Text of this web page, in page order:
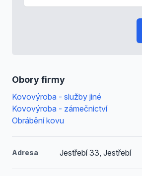
Obory firmy
Kovovýroba - služby jiné
Kovovýroba - zámečnictví
Obrábění kovu
Adresa Jestřebí 33, Jestřebí